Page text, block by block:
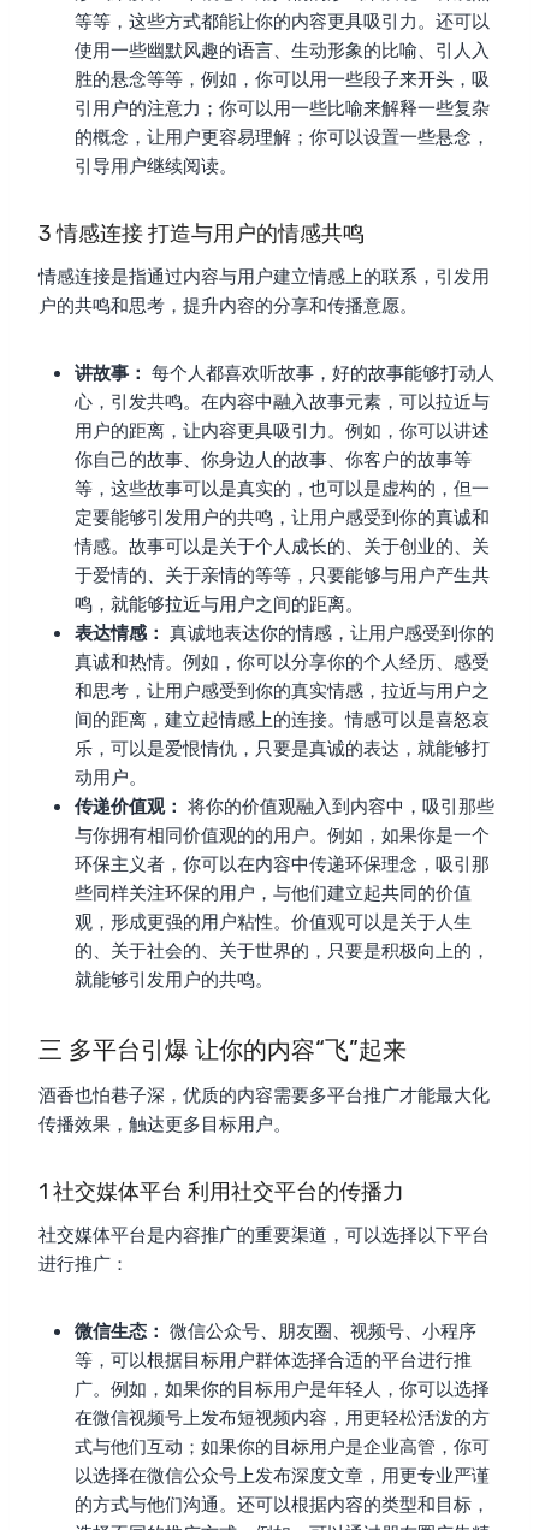
等等，这些方式都能让你的内容更具吸引力。还可以
使用一些幽默风趣的语言、生动形象的比喻、引人入
胜的悬念等等，例如，你可以用一些段子来开头，吸
引用户的注意力；你可以用一些比喻来解释一些复杂
的概念，让用户更容易理解；你可以设置一些悬念，
引导用户继续阅读。
3 情感连接 打造与用户的情感共鸣
情感连接是指通过内容与用户建立情感上的联系，引发用
户的共鸣和思考，提升内容的分享和传播意愿。
讲故事： 每个人都喜欢听故事，好的故事能够打动人
心，引发共鸣。在内容中融入故事元素，可以拉近与
用户的距离，让内容更具吸引力。例如，你可以讲述
你自己的故事、你身边人的故事、你客户的故事等
等，这些故事可以是真实的，也可以是虚构的，但一
定要能够引发用户的共鸣，让用户感受到你的真诚和
情感。故事可以是关于个人成长的、关于创业的、关
于爱情的、关于亲情的等等，只要能够与用户产生共
鸣，就能够拉近与用户之间的距离。
表达情感： 真诚地表达你的情感，让用户感受到你的
真诚和热情。例如，你可以分享你的个人经历、感受
和思考，让用户感受到你的真实情感，拉近与用户之
间的距离，建立起情感上的连接。情感可以是喜怒哀
乐，可以是爱恨情仇，只要是真诚的表达，就能够打
动用户。
传递价值观： 将你的价值观融入到内容中，吸引那些
与你拥有相同价值观的的用户。例如，如果你是一个
环保主义者，你可以在内容中传递环保理念，吸引那
些同样关注环保的用户，与他们建立起共同的价值
观，形成更强的用户粘性。价值观可以是关于人生
的、关于社会的、关于世界的，只要是积极向上的，
就能够引发用户的共鸣。
三 多平台引爆 让你的内容“飞”起来
酒香也怕巷子深，优质的内容需要多平台推广才能最大化
传播效果，触达更多目标用户。
1 社交媒体平台 利用社交平台的传播力
社交媒体平台是内容推广的重要渠道，可以选择以下平台
进行推广：
微信生态： 微信公众号、朋友圈、视频号、小程序
等，可以根据目标用户群体选择合适的平台进行推
广。例如，如果你的目标用户是年轻人，你可以选择
在微信视频号上发布短视频内容，用更轻松活泼的方
式与他们互动；如果你的目标用户是企业高管，你可
以选择在微信公众号上发布深度文章，用更专业严谨
的方式与他们沟通。还可以根据内容的类型和目标，